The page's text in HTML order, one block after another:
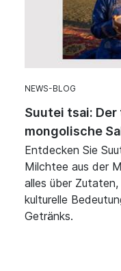
NEWS-BLOG
Suutei tsai:
mongolische
Entdecken Sie
Milchtee aus der
alles über
kulturelle
Getränks.